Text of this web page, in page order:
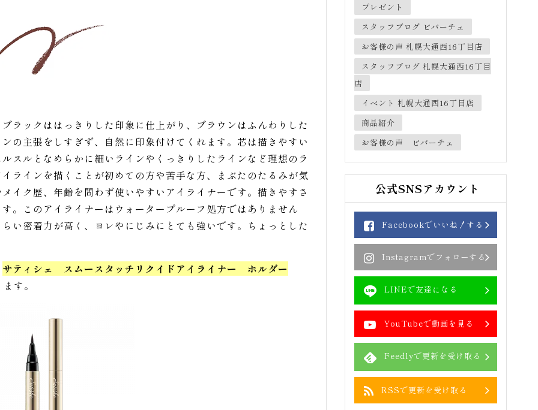
ラックははっきりした印象に仕上がり、ブラウンはふんわりした
の主張をしすぎず、自然に印象付けてくれます。芯は描きやすい
スルとなめらかに細いラインやくっきりしたラインなど理想のラ
ラインを描くことが初めての方や苦手な方、まぶたのたるみが気
イク歴、年齢を問わず使いやすいアイライナーです。描きやすさ
。このアイライナーはウォータープルーフ処方ではありません
い密着力が高く、ヨレやにじみにとても強いです。ちょっとした
サティシェ スムースタッチリクイドアイライナー ホルダー
す。
プレゼント
スタッフブログ ビバーチェ
お客様の声 札幌大通西16丁目店
スタッフブログ 札幌大通西16丁目
店
イベント 札幌大通西16丁目店
商品紹介
お客様の声 ビバーチェ
公式SNSアカウント
Facebookでいいね！する
Instagramでフォローする
LINEで友達になる
YouTubeで動画を見る
Feedlyで更新を受け取る
RSSで更新を受け取る